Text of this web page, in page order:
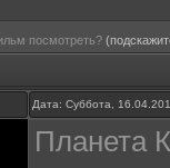
посмотреть?
Дата: Суббота,
Планета